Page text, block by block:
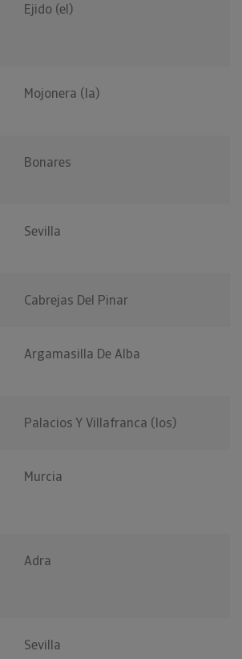
Ejido (el)
Mojonera (la)
Bonares
Sevilla
Cabrejas Del Pinar
Argamasilla De Alba
Palacios Y Villafranca (los)
Murcia
Adra
Sevilla